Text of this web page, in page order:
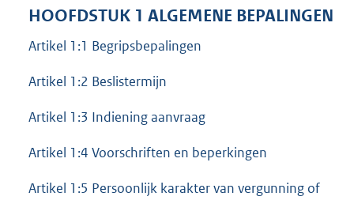
HOOFDSTUK 1 ALGEMENE BEPALINGEN
Artikel 1:1 Begripsbepalingen
Artikel 1:2 Beslistermijn
Artikel 1:3 Indiening aanvraag
Artikel 1:4 Voorschriften en beperkingen
Artikel 1:5 Persoonlijk karakter van vergunning of